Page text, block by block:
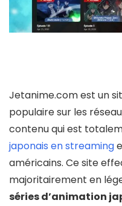
Jetanime.com est un
populaire sur les
contenu qui est
japonais en streaming
américains. Ce site
majoritairement en
séries d’animation